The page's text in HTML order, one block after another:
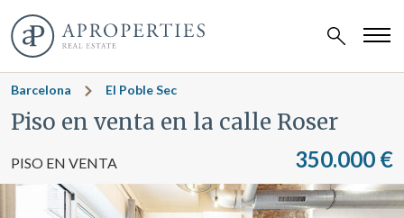
Barcelona El Poble Sec
Piso en venta en la calle Roser
PISO EN VENTA 350.000 €